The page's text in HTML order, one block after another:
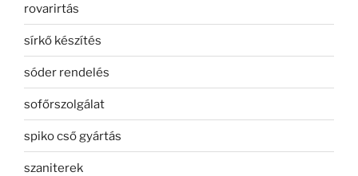
rovarirtás
sírkő készítés
sóder rendelés
sofőrszolgálat
spiko cső gyártás
szaniterek